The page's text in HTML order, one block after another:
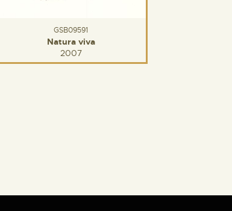
GSB09591
Natura viva
2007